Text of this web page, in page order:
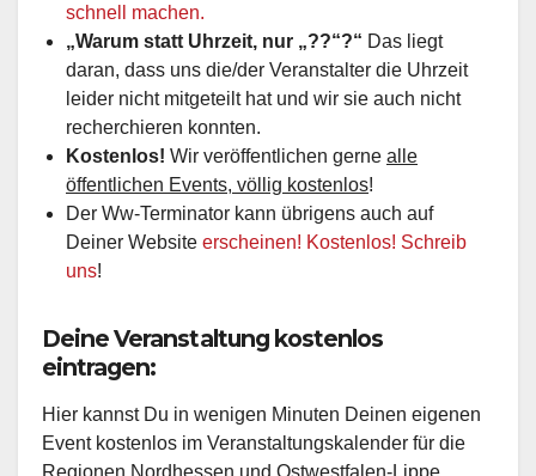
schnell machen.
„Warum statt Uhrzeit, nur „??“?“ Das liegt
daran, dass uns die/der Veranstalter die Uhrzeit
leider nicht mitgeteilt hat und wir sie auch nicht
recherchieren konnten.
Kostenlos! Wir veröffentlichen gerne alle
öffentlichen Events, völlig kostenlos!
Der Ww-Terminator kann übrigens auch auf
Deiner Website erscheinen! Kostenlos! Schreib
uns!
Deine Veranstaltung kostenlos
eintragen:
Hier kannst Du in wenigen Minuten Deinen eigenen
Event kostenlos im Veranstaltungskalender für die
Regionen Nordhessen und Ostwestfalen-Lippe